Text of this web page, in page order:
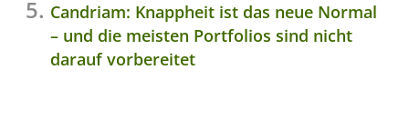
Candriam: Knappheit ist das neue Normal
– und die meisten Portfolios sind nicht
darauf vorbereitet